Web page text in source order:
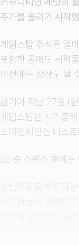
커뮤니티인 레딧의
주가를 올리기 시작
게임스탑 주식은 얼
포함한 공매도 세력
이전에는 상상도 할
급기야 지난 27일 (
게임스탑은 시가총
소매업체인인 베스
🤷‍♂️ 숏 스퀴즈 후에